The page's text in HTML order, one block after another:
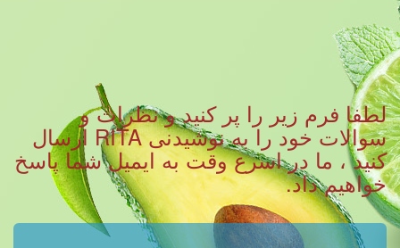
لطفا فرم زیر را پر کنید و نظرات و
سوالات خود را به نوشیدنی RITA ارسال
کنید ، ما در اسرع وقت به ایمیل شما پاسخ
خواهیم داد.